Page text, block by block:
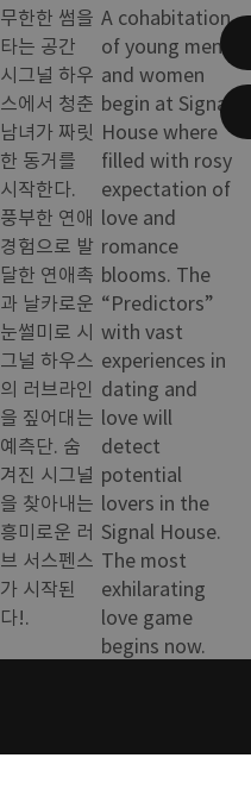
무한한 썸을
타는 공간
시그널 하우
스에서 청춘
남녀가 짜릿
한 동거를
시작한다.
풍부한 연애
경험으로 발
달한 연애촉
과 날카로운
눈썰미로 시
그널 하우스
의 러브라인
을 짚어대는
예측단. 숨
겨진 시그널
을 찾아내는
흥미로운 러
브 서스펜스
가 시작된
다!.
A cohabitation
of young men
and women
begin at Signal
House where
filled with rosy
expectation of
love and
romance
blooms. The
“Predictors”
with vast
experiences in
dating and
love will
detect
potential
lovers in the
Signal House.
The most
exhilarating
love game
begins now.